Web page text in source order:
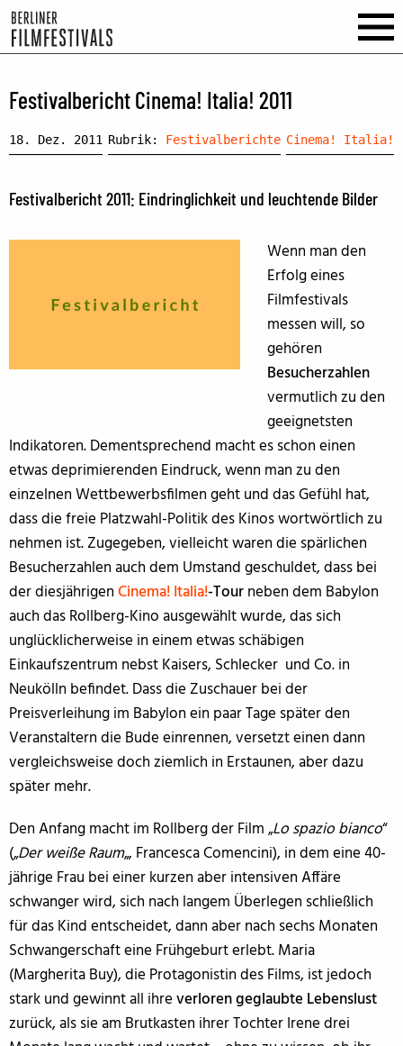
Festivalbericht Cinema! Italia! 2011
18. Dez. 2011 Rubrik: Festivalberichte Cinema! Italia!
Festivalbericht 2011: Eindringlichkeit und leuchtende Bilder
Wenn man den
Erfolg eines
Filmfestivals
messen will, so
gehören
Besucherzahlen
vermutlich zu den
geeignetsten
Indikatoren. Dementsprechend macht es schon einen
etwas deprimierenden Eindruck, wenn man zu den
einzelnen Wettbewerbsfilmen geht und das Gefühl hat,
dass die freie Platzwahl-Politik des Kinos wortwörtlich zu
nehmen ist. Zugegeben, vielleicht waren die spärlichen
Besucherzahlen auch dem Umstand geschuldet, dass bei
der diesjährigenCinema! Italia!-Tourneben dem Babylon
auch das Rollberg-Kino ausgewählt wurde, das sich
unglücklicherweise in einem etwas schäbigen
Einkaufszentrum nebst Kaisers, Schlecker und Co. in
Neukölln befindet. Dass die Zuschauer bei der
Preisverleihung im Babylon ein paar Tage später den
Veranstaltern die Bude einrennen, versetzt einen dann
vergleichsweise doch ziemlich in Erstaunen, aber dazu
später mehr.
Den Anfang macht im Rollberg der Film „Lo spazio bianco“
(„Der weiße Raum„, Francesca Comencini), in dem eine 40-
jährige Frau bei einer kurzen aber intensiven Affäre
schwanger wird, sich nach langem Überlegen schließlich
für das Kind entscheidet, dann aber nach sechs Monaten
Schwangerschaft eine Frühgeburt erlebt. Maria
(Margherita Buy), die Protagonistin des Films, ist jedoch
stark und gewinnt all ihreverloren geglaubte Lebenslust
zurück, als sie am Brutkasten ihrer Tochter Irene drei